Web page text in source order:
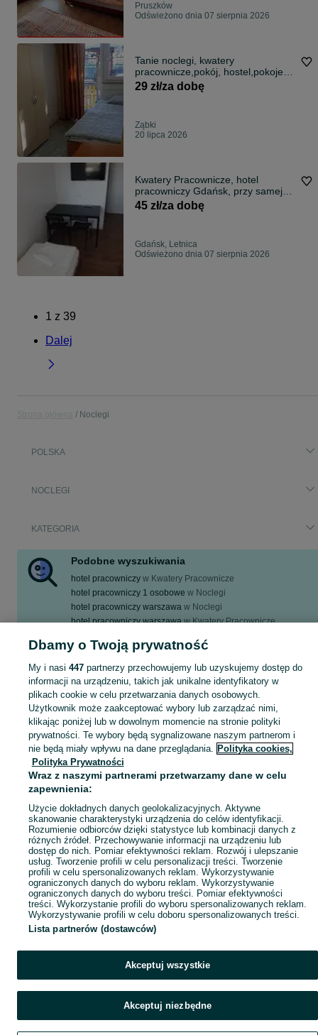
Pruszków
Odświeżono dnia 07 sierpnia 2026
Tanie noclegi, kwatery
pracownicze,pokój, hostel,pokoje,
wynajem Ząbki
29 zł/za dobę
Ząbki
20 lipca 2026
Kwatery Pracownicze, hotel
pracowniczy Gdańsk, przy samej
STOCZNI!!!
45 zł/za dobę
Gdańsk, Letnica
Odświeżono dnia 07 sierpnia 2026
1 z 39
Dalej
Noclegi
POLSKA
NOCLEGI
KATEGORIA
Podobne wyszukiwania
hotel pracowniczy w Kwatery Pracownicze
hotel pracowniczy 1 osobowe w Noclegi
hotel pracowniczy warszawa w Noclegi
hotel pracowniczy warszawa w Kwatery Pracownicze
Zasłużony urlop spędzaj na przyjemnościach! Przeglądaj kategorię Noclegi na OLX i znajdź idealne miejsce na wypoczynek!
Mapa kategorii
Mapa miejscowości
Mapa ministron
Popularne wyszukiwania
Dbamy o Twoją prywatność
My i nasi 447partnerzy przechowujemy lub uzyskujemy dostęp do
informacji na urządzeniu, takich jak unikalne identyfikatory w
plikach cookie w celu przetwarzania danych osobowych.
Użytkownik może zaakceptować wybory lub zarządzać nimi,
klikając poniżej lub w dowolnym momencie na stronie polityki
prywatności. Te wybory będą sygnalizowane naszym partnerom i
nie będą miały wpływu na dane przeglądania. Polityka cookies,
Polityka Prywatności
Wraz z naszymi partnerami przetwarzamy dane w celu
zapewnienia:
Użycie dokładnych danych geolokalizacyjnych. Aktywne
skanowanie charakterystyki urządzenia do celów identyfikacji.
Rozumienie odbiorców dzięki statystyce lub kombinacji danych z
różnych źródeł. Przechowywanie informacji na urządzeniu lub
dostęp do nich. Pomiar efektywności reklam. Rozwój i ulepszanie
usług. Tworzenie profili w celu personalizacji treści. Tworzenie
profili w celu spersonalizowanych reklam. Wykorzystywanie
ograniczonych danych do wyboru reklam. Wykorzystywanie
ograniczonych danych do wyboru treści. Pomiar efektywności
treści. Wykorzystanie profili do wyboru spersonalizowanych reklam.
Wykorzystywanie profili w celu doboru spersonalizowanych treści.
Lista partnerów (dostawców)
Akceptuj wszystkie
Akceptuj niezbędne